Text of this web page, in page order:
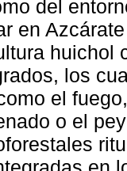
del
en
huichol
los
el
o el